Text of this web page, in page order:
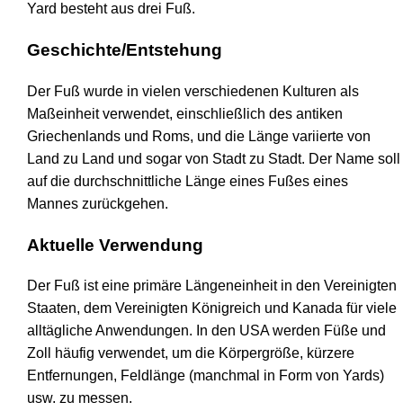
Yard besteht aus drei Fuß.
Geschichte/Entstehung
Der Fuß wurde in vielen verschiedenen Kulturen als
Maßeinheit verwendet, einschließlich des antiken
Griechenlands und Roms, und die Länge variierte von
Land zu Land und sogar von Stadt zu Stadt. Der Name soll
auf die durchschnittliche Länge eines Fußes eines
Mannes zurückgehen.
Aktuelle Verwendung
Der Fuß ist eine primäre Längeneinheit in den Vereinigten
Staaten, dem Vereinigten Königreich und Kanada für viele
alltägliche Anwendungen. In den USA werden Füße und
Zoll häufig verwendet, um die Körpergröße, kürzere
Entfernungen, Feldlänge (manchmal in Form von Yards)
usw. zu messen.